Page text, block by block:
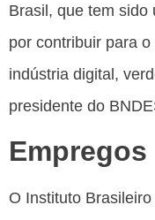
Brasil, que tem sido
por contribuir para
indústria digital,
presidente do
Empregos
O Instituto